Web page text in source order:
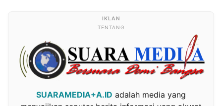
TENTANG
SUARAMEDIA+A.ID adalah media yang